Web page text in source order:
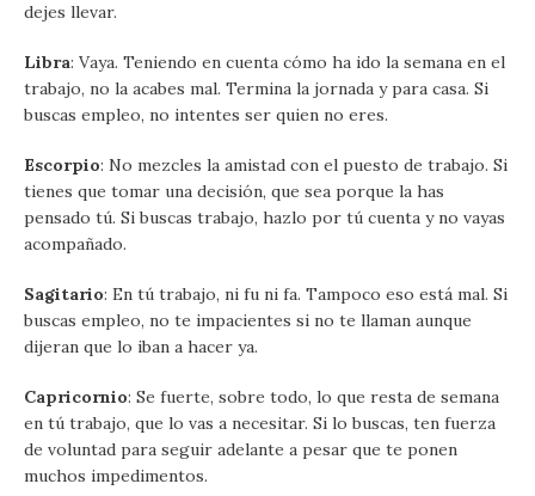
dejes llevar.
Libra: Vaya. Teniendo en cuenta cómo ha ido la semana en el
trabajo, no la acabes mal. Termina la jornada y para casa. Si
buscas empleo, no intentes ser quien no eres.
Escorpio: No mezcles la amistad con el puesto de trabajo. Si
tienes que tomar una decisión, que sea porque la has
pensado tú. Si buscas trabajo, hazlo por tú cuenta y no vayas
acompañado.
Sagitario: En tú trabajo, ni fu ni fa. Tampoco eso está mal. Si
buscas empleo, no te impacientes si no te llaman aunque
dijeran que lo iban a hacer ya.
Capricornio: Se fuerte, sobre todo, lo que resta de semana
en tú trabajo, que lo vas a necesitar. Si lo buscas, ten fuerza
de voluntad para seguir adelante a pesar que te ponen
muchos impedimentos.